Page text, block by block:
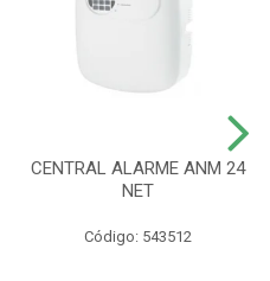
CENTRAL ALARME ANM 24
NET
Código: 543512